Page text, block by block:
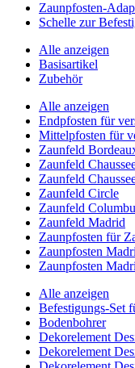
Zaunpfosten-
Schelle zur
Alle anzeigen
Basisartikel
Zubehör
Alle anzeigen
Endpfosten für
Mittelpfosten für
Zaunfeld
Zaunfeld
Zaunfeld
Zaunfeld Circle
Zaunfeld
Zaunfeld Madrid
Zaunpfosten für
Zaunpfosten
Zaunpfosten
Alle anzeigen
Befestigungs-Set
Bodenbohrer
Dekorelement
Dekorelement